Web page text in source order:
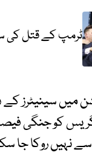
ٹرمپ کے قتل کی
سینیٹرز کے
کو جنگی
نہیں روکا جا